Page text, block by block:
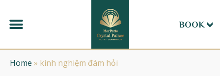
BOOK
Home » kinh nghiệm đám hỏi